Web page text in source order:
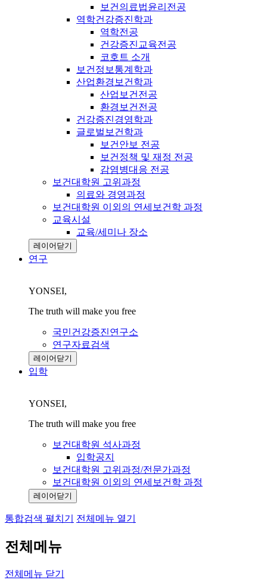
보건의료법윤리전공
역학건강증진학과
역학전공
건강증진교육전공
코호트 소개
보건정보통계학과
산업환경보건학과
산업보건전공
환경보건전공
건강증진경영학과
글로벌보건학과
보건안보 전공
보건정책 및 재정 전공
감염병대응 전공
보건대학원 고위과정
의료와 경영과정
보건대학원 이외의 연세보건학 과정
교육시설
교육/세미나 장소
레이어닫기
연구
YONSEI,
The truth will make you free
국민건강증진연구소
연구자료검색
레이어닫기
입학
YONSEI,
The truth will make you free
보건대학원 석사과정
입학공지
보건대학원 고위과정/전문가과정
보건대학원 이외의 연세보건학 과정
레이어닫기
통합검색 펼치기 전체메뉴 열기
전체메뉴
전체메뉴 닫기